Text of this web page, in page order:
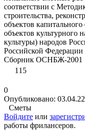
соответствии с
строительства,
объектов
объектов культурного
культуры) народов
Российской Федерации
Сборник ОСНБЖ-2001
115
0
Опубликовано:
Сметы
Войдите или
работы фрилансеров.